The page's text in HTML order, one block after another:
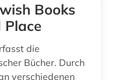
(1)
Books
Place
die
Bücher. Durch
verschiedenen